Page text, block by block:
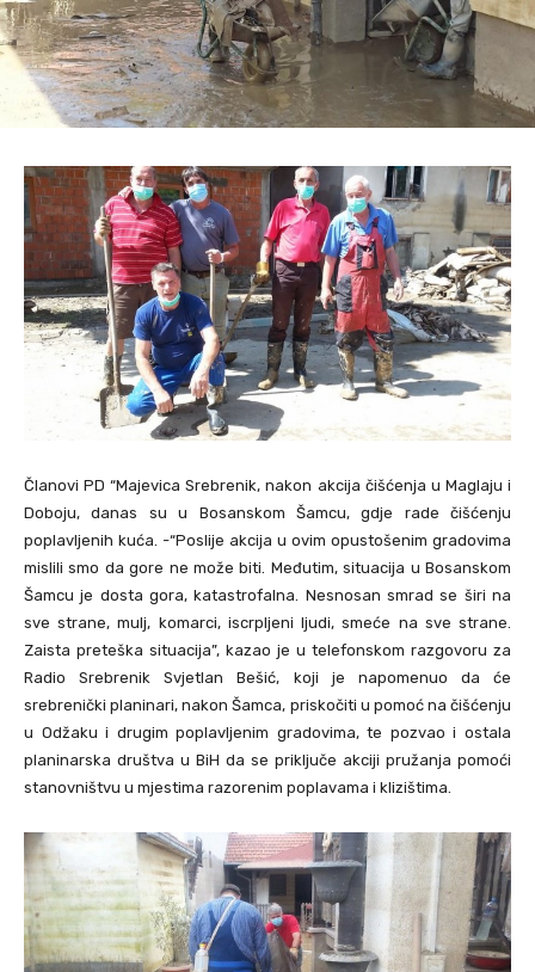
Članovi PD “Majevica Srebrenik, nakon akcija čišćenja u Maglaju i
Doboju, danas su u Bosanskom Šamcu, gdje rade čišćenju
poplavljenih kuća. -“Poslije akcija u ovim opustošenim gradovima
mislili smo da gore ne može biti. Međutim, situacija u Bosanskom
Šamcu je dosta gora, katastrofalna. Nesnosan smrad se širi na
sve strane, mulj, komarci, iscrpljeni ljudi, smeće na sve strane.
Zaista preteška situacija”, kazao je u telefonskom razgovoru za
Radio Srebrenik Svjetlan Bešić, koji je napomenuo da će
srebrenički planinari, nakon Šamca, priskočiti u pomoć na čišćenju
u Odžaku i drugim poplavljenim gradovima, te pozvao i ostala
planinarska društva u BiH da se priključe akciji pružanja pomoći
stanovništvu u mjestima razorenim poplavama i klizištima.